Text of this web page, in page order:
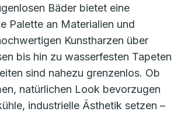
Bäder bietet eine
Palette an Materialien und
Kunstharzen über
bis hin zu wasserfesten Tapeten
sind nahezu grenzenlos. Ob
natürlichen Look bevorzugen
industrielle Ästhetik setzen –